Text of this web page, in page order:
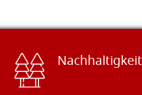
Nachhaltigkeit